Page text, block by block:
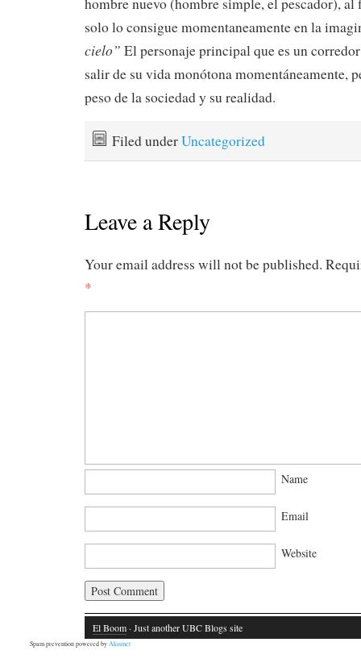
hombre nuevo (hombre simple, el pescador), al
solo lo consigue momentaneamente en la
cielo” El personaje principal que es un
salir de su vida monótona momentáneamente,
peso de la sociedad y su realidad.
Filed underUncategorized
Leave a Reply
Your email address will not be published.
*
Name
Email
Website
El Boom · Just another UBC Blogs site
Spam prevention powered byAkismet